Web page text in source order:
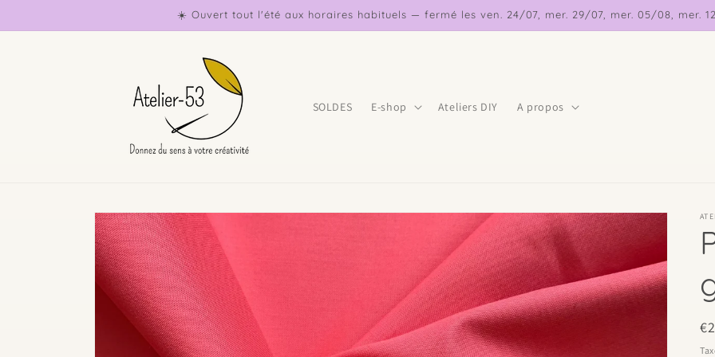
au
☀️ Ouvert tout l'été aux horaires habituels — fermé les ven. 24/07, mer. 29/07, mer. 05/08, mer.
SOLDES E-shop Ateliers DIY A propos
Passer aux
informations
produits